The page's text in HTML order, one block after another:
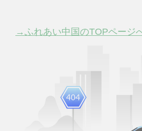
→ふれあい中国のTOPページ